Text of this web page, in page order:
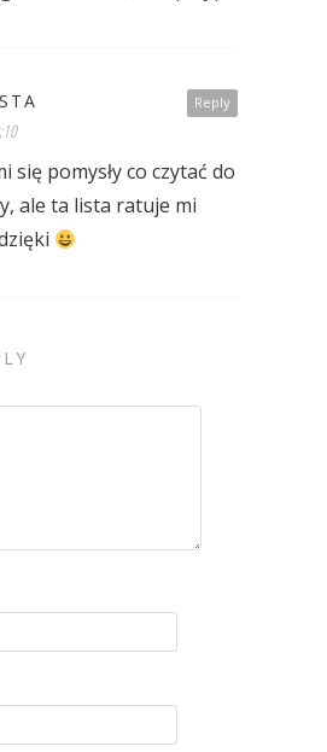
Reply
się pomysły co czytać do
ale ta lista ratuje mi